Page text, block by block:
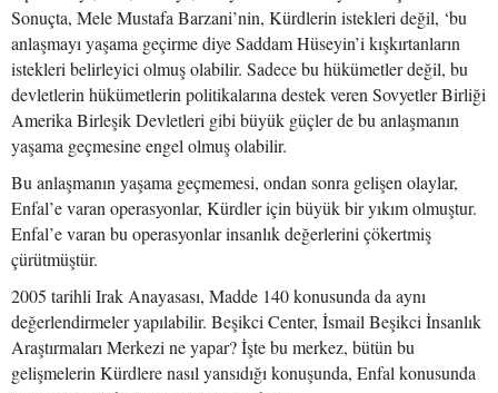
Sonuçta, Mele Mustafa Barzani’nin, Kürdlerin istekleri değil, ‘bu
anlaşmayı yaşama geçirme diye Saddam Hüseyin’i kışkırtanların
istekleri belirleyici olmuş olabilir. Sadece bu hükümetler değil, bu
devletlerin hükümetlerin politikalarına destek veren Sovyetler Birliği
Amerika Birleşik Devletleri gibi büyük güçler de bu anlaşmanın
yaşama geçmesine engel olmuş olabilir.
Bu anlaşmanın yaşama geçmemesi, ondan sonra gelişen olaylar,
Enfal’e varan operasyonlar, Kürdler için büyük bir yıkım olmuştur.
Enfal’e varan bu operasyonlar insanlık değerlerini çökertmiş
çürütmüştür.
2005 tarihli Irak Anayasası, Madde 140 konusunda da aynı
değerlendirmeler yapılabilir. Beşikci Center, İsmail Beşikci İnsanlık
Araştırmaları Merkezi ne yapar? İşte bu merkez, bütün bu
gelişmelerin Kürdlere nasıl yansıdığı konuşunda, Enfal konusunda